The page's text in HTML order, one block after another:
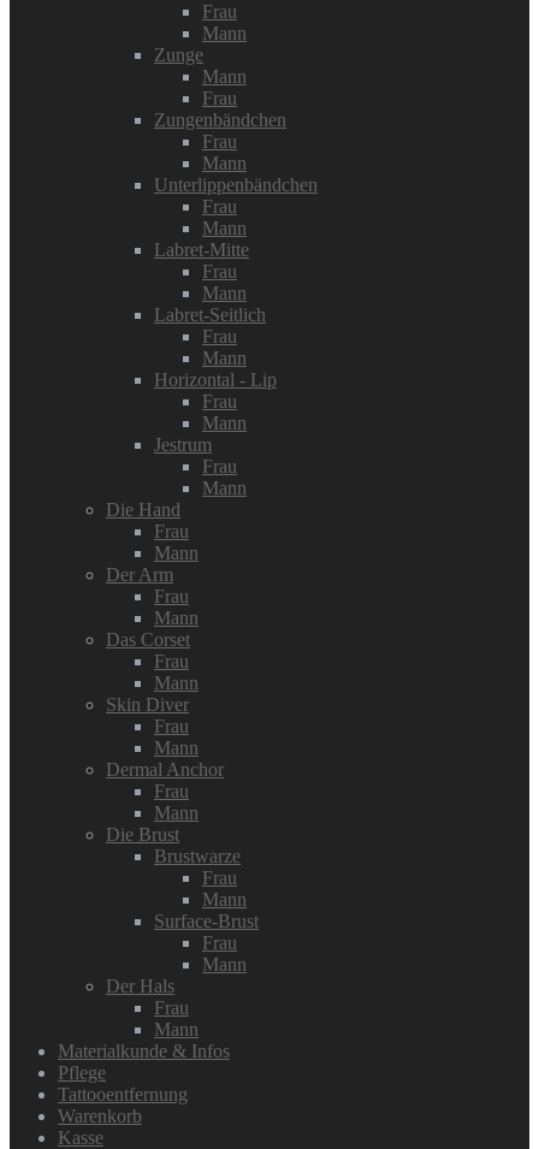
Frau
Mann
Zunge
Mann
Frau
Zungenbändchen
Frau
Mann
Unterlippenbändchen
Frau
Mann
Labret-Mitte
Frau
Mann
Labret-Seitlich
Frau
Mann
Horizontal - Lip
Frau
Mann
Jestrum
Frau
Mann
Die Hand
Frau
Mann
Der Arm
Frau
Mann
Das Corset
Frau
Mann
Skin Diver
Frau
Mann
Dermal Anchor
Frau
Mann
Die Brust
Brustwarze
Frau
Mann
Surface-Brust
Frau
Mann
Der Hals
Frau
Mann
Materialkunde & Infos
Pflege
Tattooentfernung
Warenkorb
Kasse